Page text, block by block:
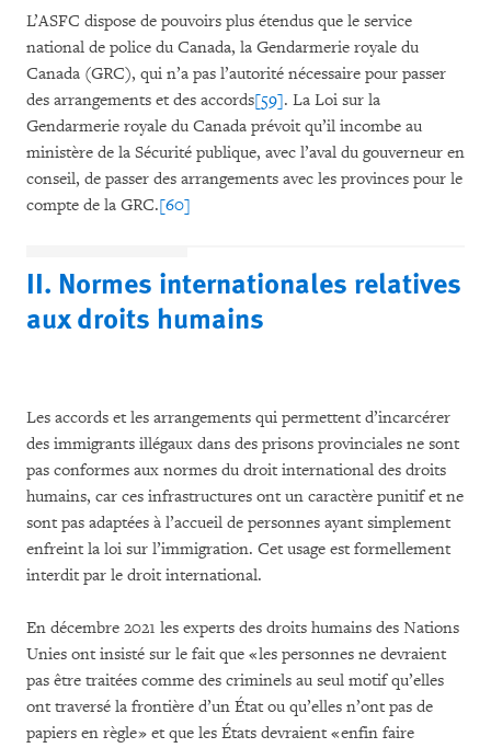
L’ASFC dispose de pouvoirs plus étendus que le service
national de police du Canada, la Gendarmerie royale du
Canada (GRC), qui n’a pas l’autorité nécessaire pour passer
des arrangements et des accords[59]. La Loi sur la
Gendarmerie royale du Canada prévoit qu’il incombe au
ministère de la Sécurité publique, avec l’aval du gouverneur en
conseil, de passer des arrangements avec les provinces pour le
compte de la GRC.[60]
II. Normes internationales relatives
aux droits humains
Les accords et les arrangements qui permettent d’incarcérer
des immigrants illégaux dans des prisons provinciales ne sont
pas conformes aux normes du droit international des droits
humains, car ces infrastructures ont un caractère punitif et ne
sont pas adaptées à l’accueil de personnes ayant simplement
enfreint la loi sur l’immigration. Cet usage est formellement
interdit par le droit international.
En décembre 2021 les experts des droits humains des Nations
Unies ont insisté sur le fait que « les personnes ne devraient
pas être traitées comme des criminels au seul motif qu’elles
ont traversé la frontière d’un État ou qu’elles n’ont pas de
papiers en règle » et que les États devraient « enfin faire